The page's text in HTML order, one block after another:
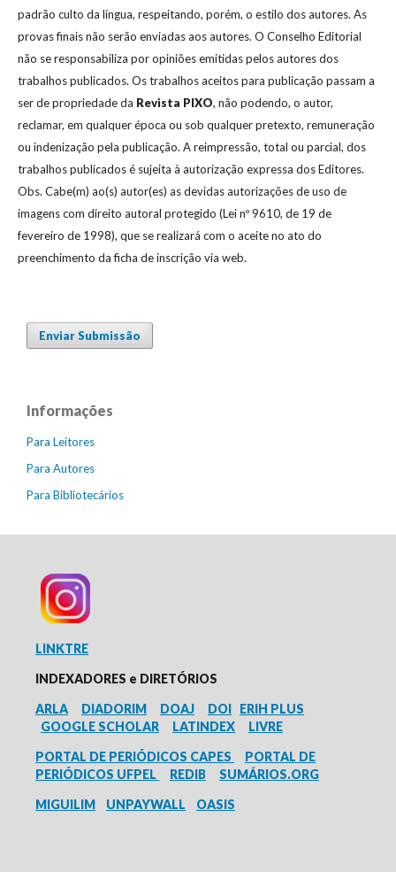
padrão culto da língua, respeitando, porém, o estilo dos autores. As
provas finais não serão enviadas aos autores. O Conselho Editorial
não se responsabiliza por opiniões emitidas pelos autores dos
trabalhos publicados. Os trabalhos aceitos para publicação passam a
ser de propriedade da Revista PIXO, não podendo, o autor,
reclamar, em qualquer época ou sob qualquer pretexto, remuneração
ou indenização pela publicação. A reimpressão, total ou parcial, dos
trabalhos publicados é sujeita à autorização expressa dos Editores.
Obs. Cabe(m) ao(s) autor(es) as devidas autorizações de uso de
imagens com direito autoral protegido (Lei nº 9610, de 19 de
fevereiro de 1998), que se realizará com o aceite no ato do
preenchimento da ficha de inscrição via web.
Enviar Submissão
Informações
Para Leitores
Para Autores
Para Bibliotecários
LINKTRE
INDEXADORES e DIRETÓRIOS
ARLA
DIADORIM DOAJ DOI ERIH PLUS
GOOGLE SCHOLAR
LATINDEX
LIVRE
PORTAL DE PERIÓDICOS CAPES
PORTAL DE
PERIÓDICOS UFPEL
REDIB
SUMÁRIOS.ORG
MIGUILIM
UNPAYWALL OASIS